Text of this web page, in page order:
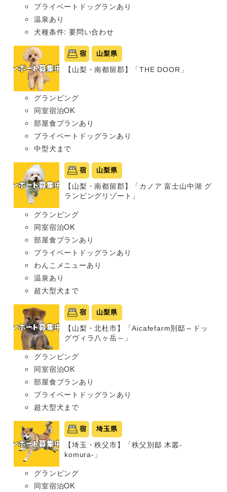
プライベートドッグランあり
温泉あり
犬種条件: 要問い合わせ
宿 山梨県
【山梨・南都留郡】「THE DOOR」
グランピング
同室宿泊OK
部屋食プランあり
プライベートドッグランあり
中型犬まで
宿 山梨県
【山梨・南都留郡】「カノア 富士山中湖 グ
ランピングリゾート」
グランピング
同室宿泊OK
部屋食プランあり
プライベートドッグランあり
わんこメニューあり
温泉あり
超大型犬まで
宿 山梨県
【山梨・北杜市】「Aicafefarm別邸～ドッ
グヴィラ八ヶ岳～」
グランピング
同室宿泊OK
部屋食プランあり
プライベートドッグランあり
超大型犬まで
宿 埼玉県
【埼玉・秩父市】「秩父別邸 木叢-
komura-」
グランピング
同室宿泊OK